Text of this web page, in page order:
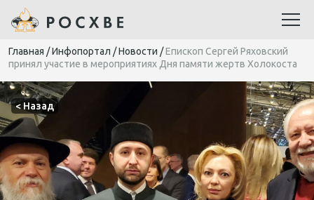
Главная /Инфопортал /Новости /Епископ Сергей Ряховский
принял участие в мероприятиях Дня памяти жертв Холокоста
< Назад